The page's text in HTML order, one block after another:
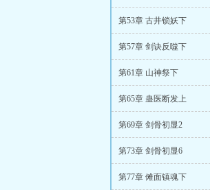
第53章 古井锁妖下
第57章 剑诀反噬下
第61章 山神祭下
第65章 蛊医断发上
第69章 剑骨初显2
第73章 剑骨初显6
第77章 傩面镇魂下